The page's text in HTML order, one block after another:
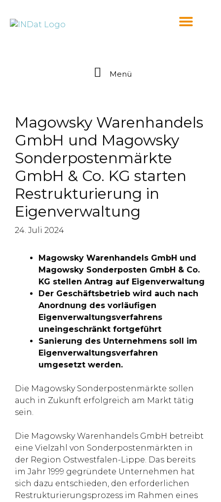
Menü
Magowsky Warenhandels
GmbH und Magowsky
Sonderpostenmärkte
GmbH & Co. KG starten
Restrukturierung in
Eigenverwaltung
24. Juli 2024
Magowsky Warenhandels GmbH und
Magowsky Sonderposten GmbH & Co.
KG stellen Antrag auf Eigenverwaltung
Der Geschäftsbetrieb wird auch nach
Anordnung des vorläufigen
Eigenverwaltungsverfahrens
uneingeschränkt fortgeführt
Sanierung des Unternehmens soll im
Eigenverwaltungsverfahren
umgesetzt werden.
Die Magowsky Sonderpostenmärkte sollen
auch in Zukunft erfolgreich am Markt tätig
sein.
Die Magowsky Warenhandels GmbH betreibt
eine Vielzahl von Sonderpostenmärkten in
der Region Ostwestfalen-Lippe. Das bereits
im Jahr 1999 gegründete Unternehmen hat
sich dazu entschieden, den erforderlichen
Restrukturierungsprozess im Rahmen eines